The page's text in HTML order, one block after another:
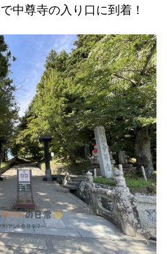
中尊寺の入り口に到着！